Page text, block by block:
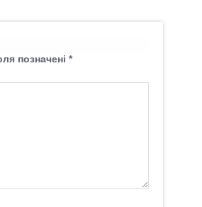
позначені *